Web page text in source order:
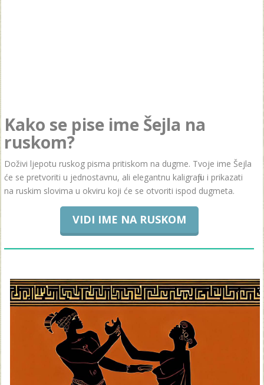
Kako se pise ime Šejla na
ruskom?
Doživi ljepotu ruskog pisma pritiskom na dugme. Tvoje ime Šejla
će se pretvoriti u jednostavnu, ali elegantnu kaligrafiju i prikazati
na ruskim slovima u okviru koji će se otvoriti ispod dugmeta.
VIDI IME NA RUSKOM